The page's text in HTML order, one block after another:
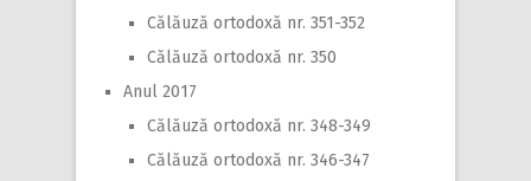
Călăuză ortodoxă nr. 351-352
Călăuză ortodoxă nr. 350
Anul 2017
Călăuză ortodoxă nr. 348-349
Călăuză ortodoxă nr. 346-347